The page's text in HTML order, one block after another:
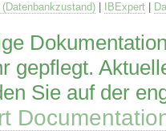
| IBExpert|
gepflegt.
Sie auf der